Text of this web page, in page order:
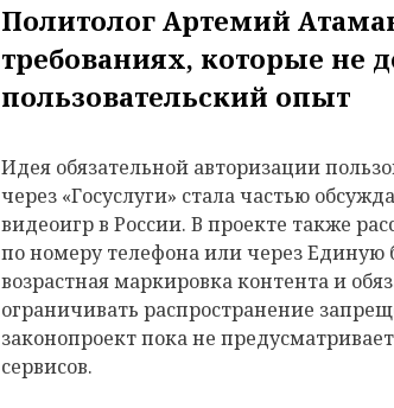
Политолог Артемий
требованиях, которые не
пользовательский опыт
Идея обязательной авторизации
через «Госуслуги» стала частью
видеоигр в России. В проекте также
по номеру телефона или через Единую
возрастная маркировка контента и
ограничивать распространение
законопроект пока не
сервисов.